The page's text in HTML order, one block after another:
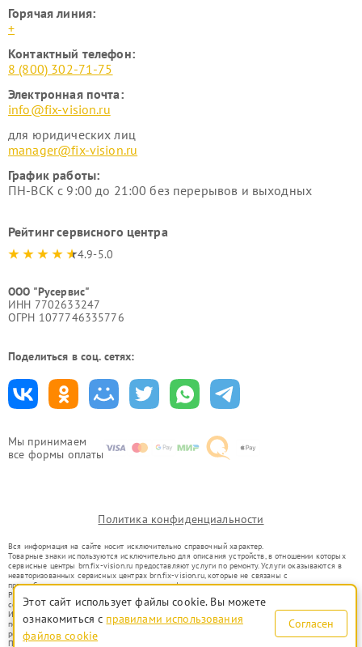
Мы принимаем
все формы оплаты
Горячая линия:
+
Контактный телефон:
8 (800) 302-71-75
Электронная почта:
info@fix-vision.ru
для юридических лиц
manager@fix-vision.ru
График работы:
ПН-ВСК с 9:00 до 21:00 без перерывов и выходных
Рейтинг сервисного центра
4.9-5.0
ООО "Русервис"
ИНН 7702633247
ОГРН 1077746335776
Поделиться в соц. сетях:
Политика конфиденциальности
Вся информация на сайте носит исключительно справочный характер.
Товарные знаки используются исключительно для описания устройств, в отношении которых
сервисные центры brn.fix-vision.ru предоставляют услуги по ремонту. Услуги оказываются в
неавторизованных сервисных центрах brn.fix-vision.ru, которые не связаны с
правообладателями товарных знаков или их официальными представителями.
Ремонт осуществляется для устройств, уже введенных в гражданский оборот в соответствии
со статьей 1487 ГК РФ.
Использование товарных знаков не преследует цели индивидуализации услуг или введения
потребителей в заблуждение, а служит для информирования о предоставляемых услугах по
ремонту техники указанных брендов.
Представленная на сайте информация не является публичной офертой, определяемой
Этот сайт использует файлы cookie. Вы можете
ознакомиться с правилами использования
файлов cookie
Согласен